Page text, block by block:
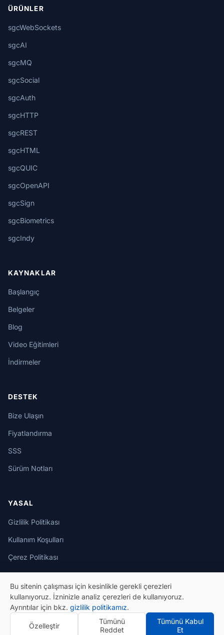
ÜRÜNLER
sgcWebSockets
sgcAI
sgcMQ
sgcSocial
sgcAuth
sgcHTTP
sgcREST
sgcHTML
sgcQUIC
sgcOpenAPI
sgcSign
sgcBiometrics
sgcIndy
KAYNAKLAR
Başlangıç
Belgeler
Blog
Video Eğitimleri
İndirmeler
DESTEK
Bize Ulaşın
Fiyatlandırma
SSS
Sürüm Notları
YASAL
Gizlilik Politikası
Kullanım Koşulları
Çerez Politikası
© 2026 eSeGeCe. Tüm Hakları Saklıdır.
Gizlilik PolitikasıKullanım Koşulları
Bu sitenin çalışması için kesinlikle gerekli çerezleri
kullanıyoruz. İzninizle analiz çerezleri de kullanıyoruz.
Ayrıntılar için bkz. gizlilik politikamız.
Özelleştir
Tümünü
Reddet
Tümünü Kabul
Et